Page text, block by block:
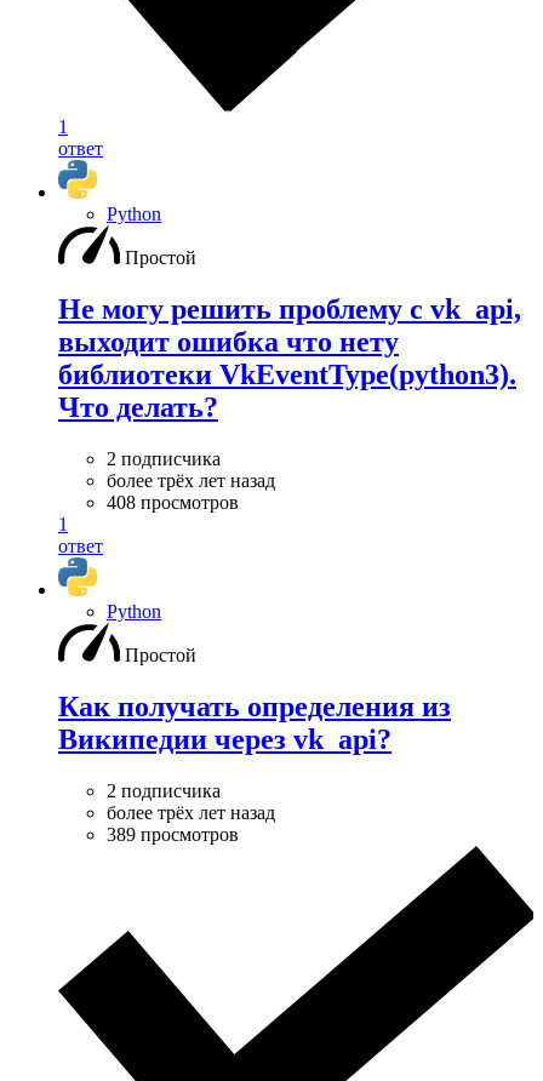
1
ответ
Python
Простой
Не могу решить проблему с vk_api,
выходит ошибка что нету
библиотеки VkEventType(python3).
Что делать?
2 подписчика
более трёх лет назад
408 просмотров
1
ответ
Python
Простой
Как получать определения из
Википедии через vk_api?
2 подписчика
более трёх лет назад
389 просмотров